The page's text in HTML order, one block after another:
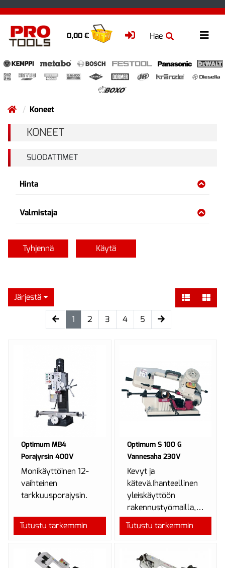
Hae
0,00 €
Koneet
KONEET
SUODATTIMET
Hinta
Valmistaja
Tyhjennä Käytä
Järjestä
1 (current)
2 3 4 5
Optimum MB4
Porajyrsin 400V
Monikäyttöinen 12-
vaihteinen
tarkkuusporajysin.
Tutustu tarkemmin
Optimum S 100 G
Vannesaha 230V
Kevyt ja
kätevä.Ihanteellinen
yleiskäyttöön
rakennustyömailla,
asennuksessa,
autojen huolto- ja
työpa...
Tutustu tarkemmin